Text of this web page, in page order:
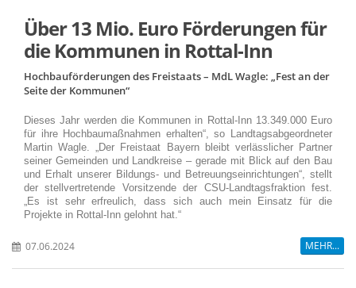
Über 13 Mio. Euro Förderungen für
die Kommunen in Rottal-Inn
Hochbauförderungen des Freistaats – MdL Wagle: „Fest an der
Seite der Kommunen“
Dieses Jahr werden die Kommunen in Rottal-Inn 13.349.000 Euro
für ihre Hochbaumaßnahmen erhalten“, so Landtagsabgeordneter
Martin Wagle. „Der Freistaat Bayern bleibt verlässlicher Partner
seiner Gemeinden und Landkreise – gerade mit Blick auf den Bau
und Erhalt unserer Bildungs- und Betreuungseinrichtungen“, stellt
der stellvertretende Vorsitzende der CSU-Landtagsfraktion fest.
Es ist sehr erfreulich, dass sich auch mein Einsatz für die
Projekte in Rottal-Inn gelohnt hat.“
07.06.2024 MEHR...